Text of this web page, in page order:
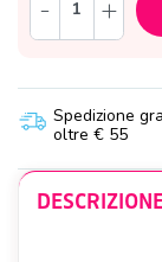
- +
Spedizione
oltre € 55